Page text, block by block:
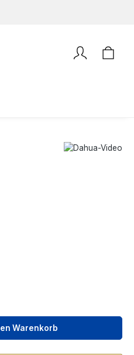
Wert
Warenkorb